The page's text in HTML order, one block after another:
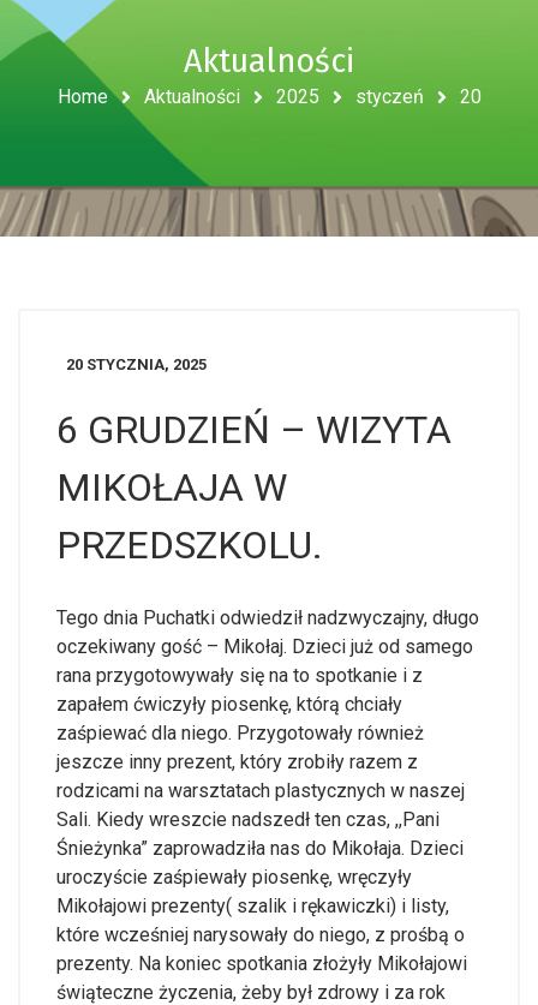
Aktualności
Home Aktualności 2025 styczeń 20
20 STYCZNIA, 2025
6 GRUDZIEŃ – WIZYTA
MIKOŁAJA W
PRZEDSZKOLU.
Tego dnia Puchatki odwiedził nadzwyczajny, długo
oczekiwany gość – Mikołaj. Dzieci już od samego
rana przygotowywały się na to spotkanie i z
zapałem ćwiczyły piosenkę, którą chciały
zaśpiewać dla niego. Przygotowały również
jeszcze inny prezent, który zrobiły razem z
rodzicami na warsztatach plastycznych w naszej
Sali. Kiedy wreszcie nadszedł ten czas, ,,Pani
Śnieżynka” zaprowadziła nas do Mikołaja. Dzieci
uroczyście zaśpiewały piosenkę, wręczyły
Mikołajowi prezenty( szalik i rękawiczki) i listy,
które wcześniej narysowały do niego, z prośbą o
prezenty. Na koniec spotkania złożyły Mikołajowi
świąteczne życzenia, żeby był zdrowy i za rok